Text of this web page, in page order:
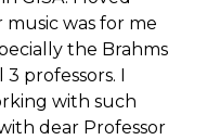
was for me
the Brahms
professors. I
with such
dear Professor